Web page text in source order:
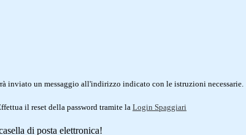
inviato un messaggio all'indirizzo indicato con le istruzioni necessarie.
il reset della password tramite la Login Spaggiari
di posta elettronica!